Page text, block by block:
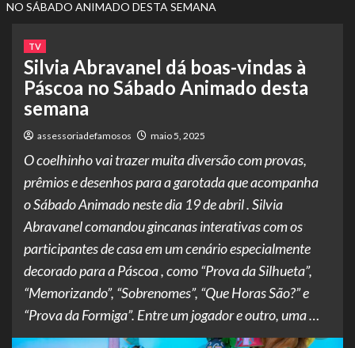
NO SÁBADO ANIMADO DESTA SEMANA
TV
Silvia Abravanel dá boas-vindas à
Páscoa no Sábado Animado desta
semana
assessoriadefamosos maio 5, 2025
O coelhinho vai trazer muita diversão com provas,
prêmios e desenhos para a garotada que acompanha
o Sábado Animado neste dia 19 de abril . Silvia
Abravanel comandou gincanas interativas com os
participantes de casa em um cenário especialmente
decorado para a Páscoa , como “Prova da Silhueta”,
“Memorizando”, “Sobrenomes”, “Que Horas São?” e
“Prova da Formiga”. Entre um jogador e outro, uma …